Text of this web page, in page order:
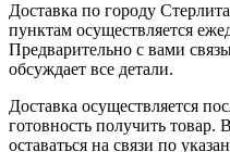
Доставка по городу
пунктам осуществляется
Предварительно с вами
обсуждает все детали.
Доставка осуществляется
готовность получить товар.
оставаться на связи по